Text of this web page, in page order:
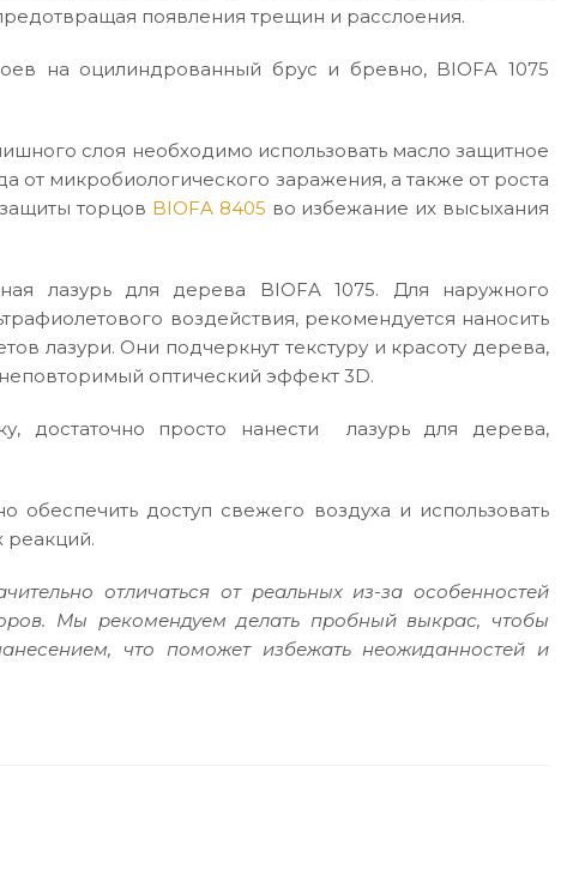
появления трещин и расслоения.
на оцилиндрованный брус и бревно, BIOFA 1075
слоя необходимо использовать масло защитное
от микробиологического заражения, а также от роста
торцов BIOFA 8405 во избежание их высыхания
лазурь для дерева BIOFA 1075. Для наружного
воздействия, рекомендуется наносить
лазури. Они подчеркнут текстуру и красоту дерева,
оптический эффект 3D.
достаточно просто нанести лазурь для дерева,
доступ свежего воздуха и использовать
реакций.
отличаться от реальных из-за особенностей
Мы рекомендуем делать пробный выкрас, чтобы
что поможет избежать неожиданностей и